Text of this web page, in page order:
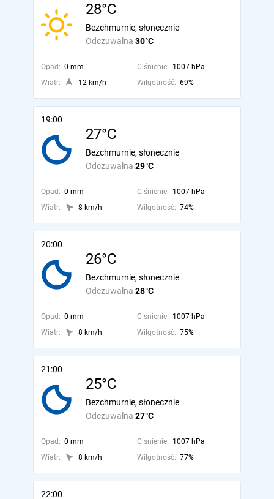
28°C
Odczuwalna 30°C
Bezchmurnie, słonecznie
Opad: 0 mm Ciśnienie: 1007 hPa
Wiatr:
12 km/h Wilgotność: 69%
19:00
27°C
Odczuwalna 29°C
Bezchmurnie, słonecznie
Opad: 0 mm Ciśnienie: 1007 hPa
Wiatr:
8 km/h Wilgotność: 74%
20:00
26°C
Odczuwalna 28°C
Bezchmurnie, słonecznie
Opad: 0 mm Ciśnienie: 1007 hPa
Wiatr:
8 km/h Wilgotność: 75%
21:00
25°C
Odczuwalna 27°C
Bezchmurnie, słonecznie
Opad: 0 mm Ciśnienie: 1007 hPa
Wiatr:
8 km/h Wilgotność: 77%
22:00